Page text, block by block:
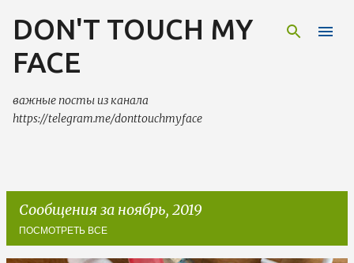
К основному контенту
DON'T TOUCH MY
FACE
важные посты из канала
https://telegram.me/donttouchmyface
Сообщения за ноябрь, 2019
ПОСМОТРЕТЬ ВСЕ